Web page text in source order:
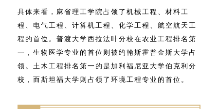
具体来看，麻省理工学院占领了机械工程、材料工
程、电气工程、计算机工程、化学工程、航空航天工
程的首位。普渡大学西拉法叶分校在农业工程排名第
一，生物医学专业的首位则被约翰斯霍普金斯大学占
领。土木工程排名第一的是加利福尼亚大学伯克利分
校，而斯坦福大学则占领了环境工程专业的首位。